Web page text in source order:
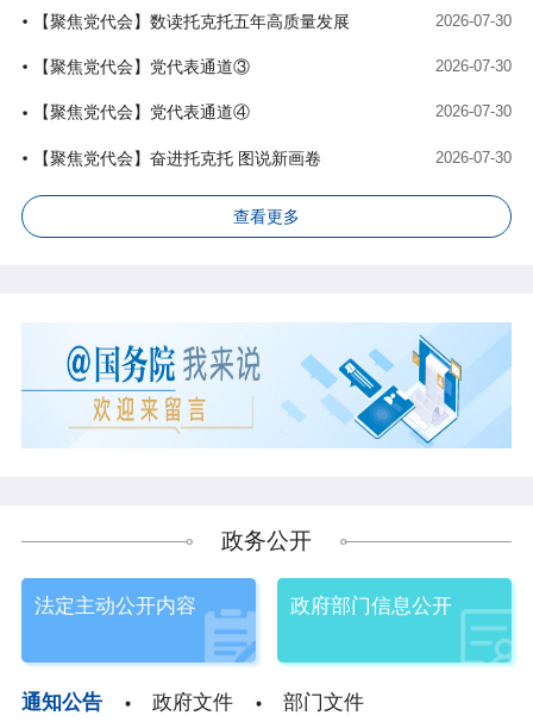
【聚焦党代会】数读托克托五年高质量发展 2026-07-30
【聚焦党代会】党代表通道③ 2026-07-30
【聚焦党代会】党代表通道④ 2026-07-30
【聚焦党代会】奋进托克托 图说新画卷 2026-07-30
查看更多
政务公开
法定主动公开内容 政府部门信息公开
通知公告 政府文件 部门文件